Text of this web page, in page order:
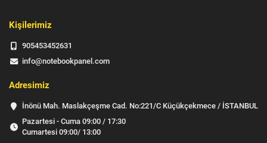
Kişilerimiz
905453452631
info@notebookpanel.com
Adresimiz
İnönü Mah. Maslakçeşme Cad. No:221/C Küçükçekmece / İSTANBUL
Pazartesi - Cuma 09:00 / 17:30
Cumartesi 09:00/ 13:00